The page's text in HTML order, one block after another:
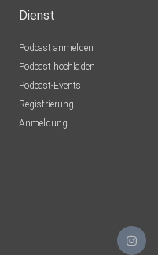
Dienst
Podcast anmelden
Podcast hochladen
Podcast-Events
Registrierung
Anmeldung